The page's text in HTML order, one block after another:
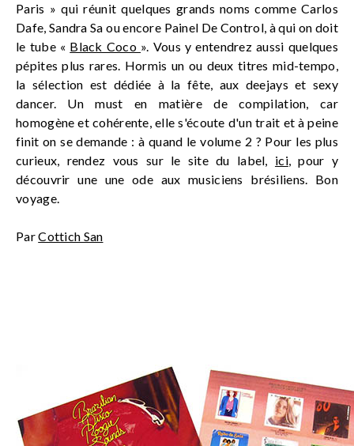
Paris » qui réunit quelques grands noms comme Carlos
Dafe, Sandra Sa ou encore Painel De Control, à qui on doit
le tube « Black Coco ». Vous y entendrez aussi quelques
pépites plus rares. Hormis un ou deux titres mid-tempo,
la sélection est dédiée à la fête, aux deejays et sexy
dancer. Un must en matière de compilation, car
homogène et cohérente, elle s'écoute d'un trait et à peine
finit on se demande : à quand le volume 2 ? Pour les plus
curieux, rendez vous sur le site du label, ici, pour y
découvrir une une ode aux musiciens brésiliens. Bon
voyage.
ParCottich San